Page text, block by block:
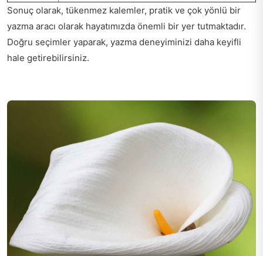
Sonuç olarak, tükenmez kalemler, pratik ve çok yönlü bir
yazma aracı olarak hayatımızda önemli bir yer tutmaktadır.
Doğru seçimler yaparak, yazma deneyiminizi daha keyifli
hale getirebilirsiniz.